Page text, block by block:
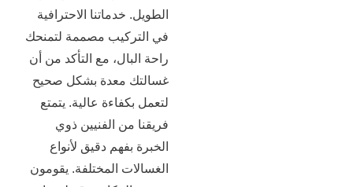
الطويل. خدماتنا الاحترافية
في التركيب مصممة لتمنحك
راحة البال، مع التأكد من أن
غسالتك معدة بشكل صحيح
لتعمل بكفاءة عالية. يتمتع
فريقنا من الفنيين ذوي
الخبرة بفهم دقيق لأنواع
الغسالات المختلفة. يقومون